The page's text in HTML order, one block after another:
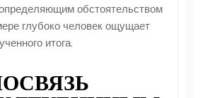
обстоятельством
глубоко человек ощущает
итога.